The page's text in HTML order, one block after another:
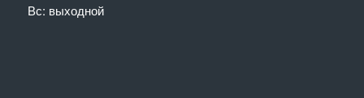
Вс: выходной